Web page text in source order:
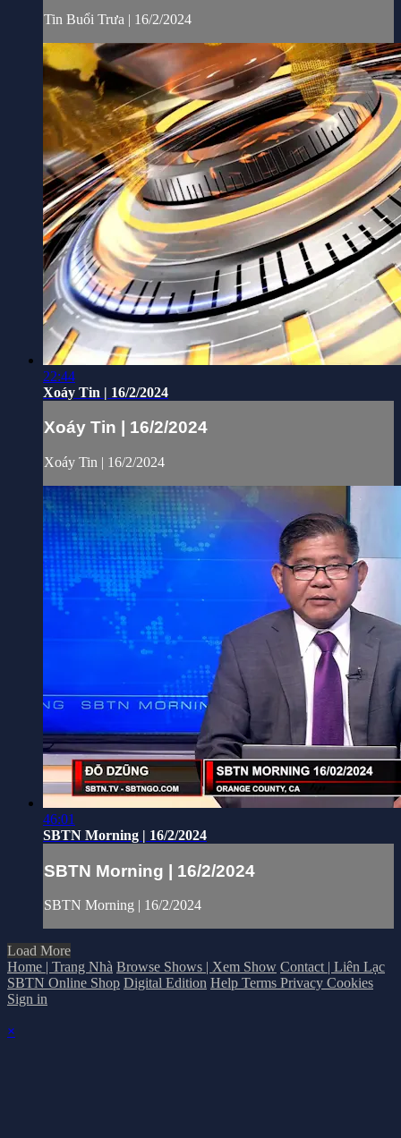
Tin Buổi Trưa | 16/2/2024
22:44
Xoáy Tin | 16/2/2024
Xoáy Tin | 16/2/2024
Xoáy Tin | 16/2/2024
46:01
SBTN Morning | 16/2/2024
SBTN Morning | 16/2/2024
SBTN Morning | 16/2/2024
Load More
Home | Trang Nhà Browse Shows | Xem Show Contact | Liên Lạc
SBTN Online Shop Digital Edition Help Terms Privacy Cookies
Sign in
×